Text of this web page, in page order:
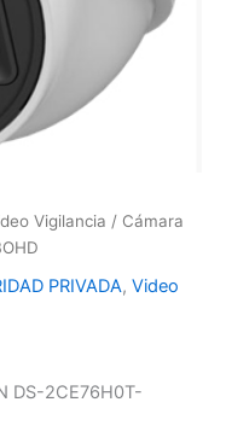
Vigilancia / Cámara
PRIVADA, Video
DS-2CE76H0T-